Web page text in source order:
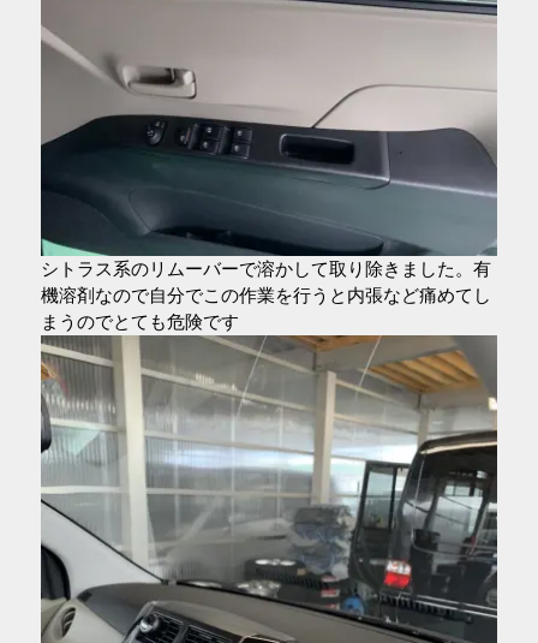
シトラス系のリムーバーで溶かして取り除きました。有
機溶剤なので自分でこの作業を行うと内張など痛めてし
まうのでとても危険です